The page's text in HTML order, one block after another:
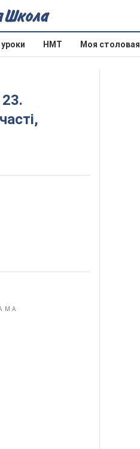
НМТ Моя столовая